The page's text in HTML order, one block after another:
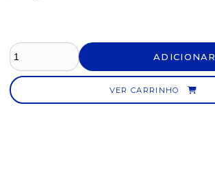
ADICIONAR
VER CARRINHO